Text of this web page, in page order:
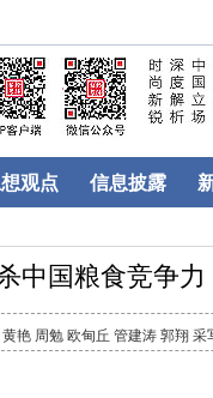
观点 信息披露
中国粮食竞争力
艳 周勉 欧甸丘 管建涛 郭翔